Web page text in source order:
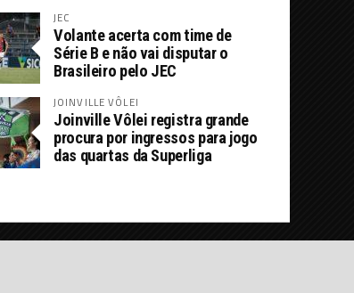
JEC
Volante acerta com time de
Série B e não vai disputar o
Brasileiro pelo JEC
JOINVILLE VÔLEI
Joinville Vôlei registra grande
procura por ingressos para jogo
das quartas da Superliga